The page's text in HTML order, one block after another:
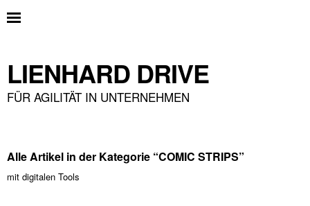
LIENHARD DRIVE
FÜR AGILITÄT IN UNTERNEHMEN
Alle Artikel in der Kategorie “COMIC STRIPS”
mit digitalen Tools